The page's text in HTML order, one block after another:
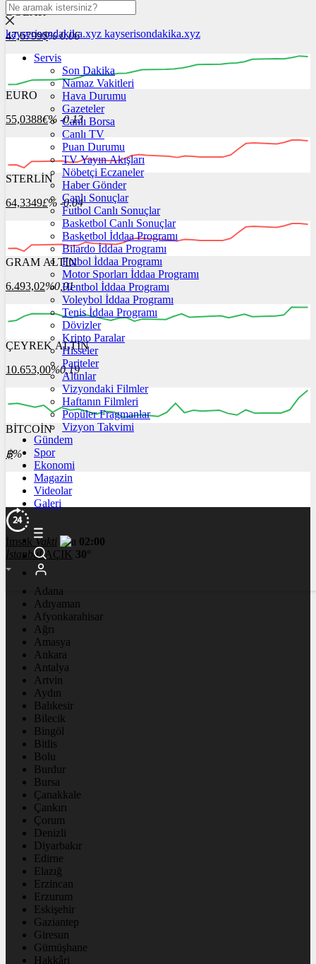
DOLAR
47,6799$% 0.06
00:00 00:00
EURO
55,0388€% -0.13
00:00 00:00 00:00
STERLİN
64,3349£% -0.04
00:00 00:00 00:00 00:00
GRAM ALTIN
6.493,02%0,01
00:00
ÇEYREK ALTIN
10.653,00%0,19
00:00 00:00
BİTCOİN
฿%
kayserisondakika.xyz kayserisondakika.xyz
Servis
Son Dakika
Namaz Vakitleri
Hava Durumu
Gazeteler
Canlı Borsa
Canlı TV
Puan Durumu
TV Yayın Akışları
Nöbetçi Eczaneler
Haber Gönder
Canlı Sonuçlar
Futbol Canlı Sonuçlar
Basketbol Canlı Sonuçlar
Basketbol İddaa Programı
Bilardo İddaa Programı
Futbol İddaa Programı
Motor Sporları İddaa Programı
Hentbol İddaa Programı
Voleybol İddaa Programı
Tenis İddaa Programı
Dövizler
Kripto Paralar
Hisseler
Pariteler
Altınlar
Vizyondaki Filmler
Haftanın Filmleri
Popüler Fragmanlar
Vizyon Takvimi
Gündem
Spor
Ekonomi
Magazin
Videolar
Galeri
İmsakVakti
02:00
İstanbul AÇIK 30°
Adana
Adıyaman
Afyonkarahisar
Ağrı
Amasya
Ankara
Antalya
Artvin
Aydın
Balıkesir
Bilecik
Bingöl
Bitlis
Bolu
Burdur
Bursa
Çanakkale
Çankırı
Çorum
Denizli
Diyarbakır
Edirne
Elazığ
Erzincan
Erzurum
Eskişehir
Gaziantep
Giresun
Gümüşhane
Hakkâri